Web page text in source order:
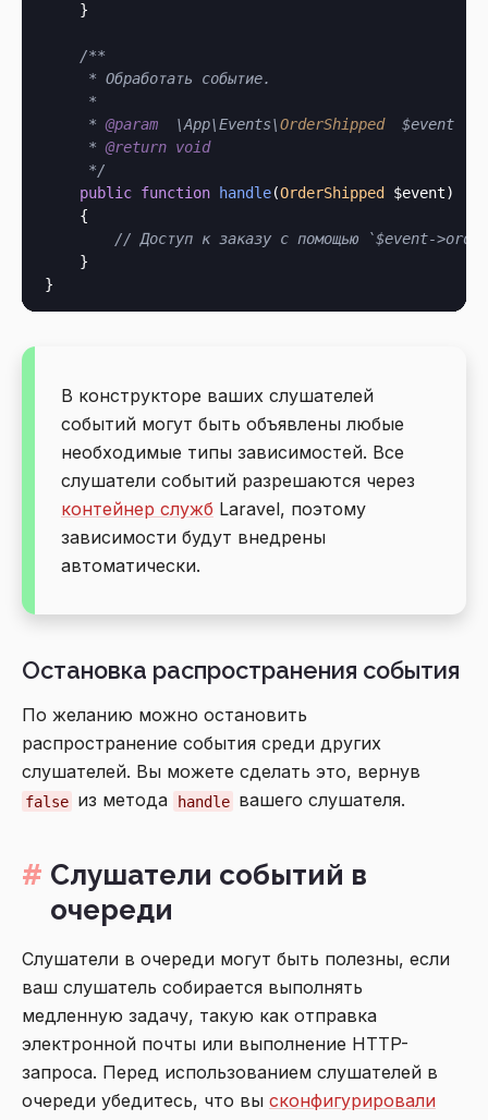
    }
/**
     * Обработать событие.
     *
     *
@param
  \App\Events\
OrderShipped
  $event
     *
@return void
     */
public function handle(OrderShipped $event)
    {
// Доступ к заказу с помощью `$event-
    }
В конструкторе ваших слушателей
событий могут быть объявлены любые
необходимые типы зависимостей. Все
слушатели событий разрешаются через
контейнер служб Laravel, поэтому
зависимости будут внедрены
автоматически.
Остановка распространения события
По желанию можно остановить
распространение события среди других
слушателей. Вы можете сделать это, вернув
false из метода handle вашего слушателя.
Слушатели событий в
очереди
Слушатели в очереди могут быть полезны, если
ваш слушатель собирается выполнять
медленную задачу, такую как отправка
электронной почты или выполнение HTTP-
запроса. Перед использованием слушателей в
очереди убедитесь, что вы сконфигурировали